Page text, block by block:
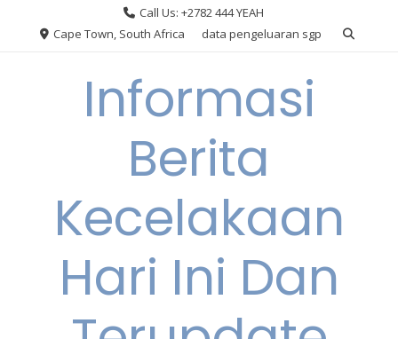
Call Us: +2782 444 YEAH
Cape Town, South Africa
data pengeluaran sgp
Informasi
Berita
Kecelakaan
Hari Ini Dan